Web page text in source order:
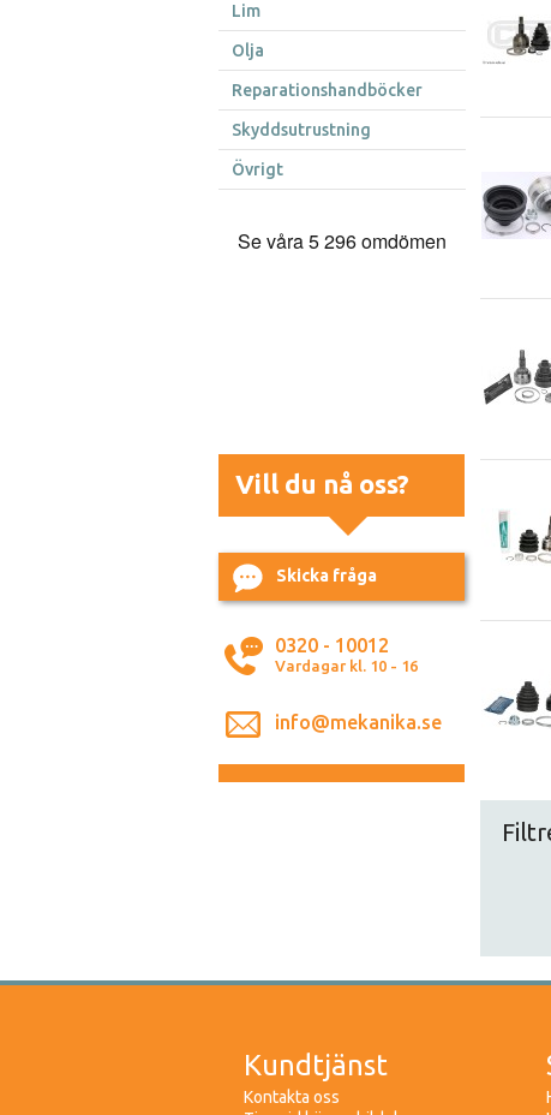
Lim
Olja
Reparationshandböcker
Skyddsutrustning
Övrigt
Vill du nå oss?
Skicka fråga
0320 - 10012
Vardagar kl. 10 - 16
info@mekanika.se
Kundtjänst
Kontakta oss